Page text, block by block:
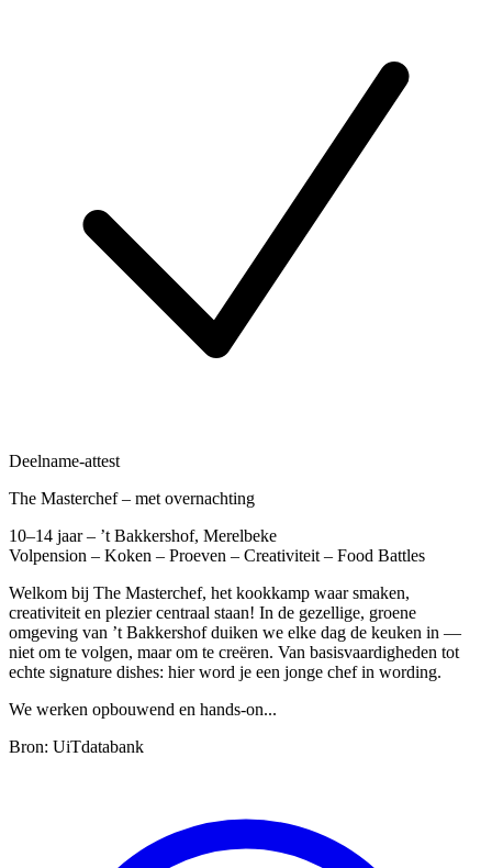
Deelname-attest
The Masterchef – met overnachting
10–14 jaar – ’t Bakkershof, Merelbeke
Volpension – Koken – Proeven – Creativiteit – Food Battles
Welkom bij The Masterchef, het kookkamp waar smaken,
creativiteit en plezier centraal staan! In de gezellige, groene
omgeving van ’t Bakkershof duiken we elke dag de keuken in —
niet om te volgen, maar om te creëren. Van basisvaardigheden tot
echte signature dishes: hier word je een jonge chef in wording.
We werken opbouwend en hands-on...
Bron: UiTdatabank